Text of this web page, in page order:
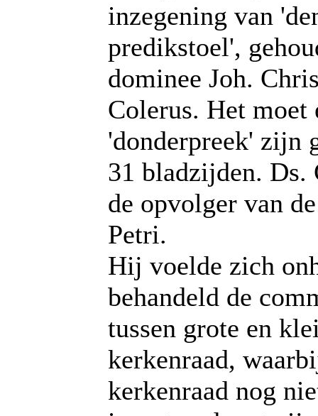
inzegening van
predikstoel',
dominee Joh.
Colerus. Het moet
'donderpreek' zijn
31 bladzijden. Ds.
de opvolger van
Petri.
Hij voelde zich
behandeld de
tussen grote en
kerkenraad,
kerkenraad nog